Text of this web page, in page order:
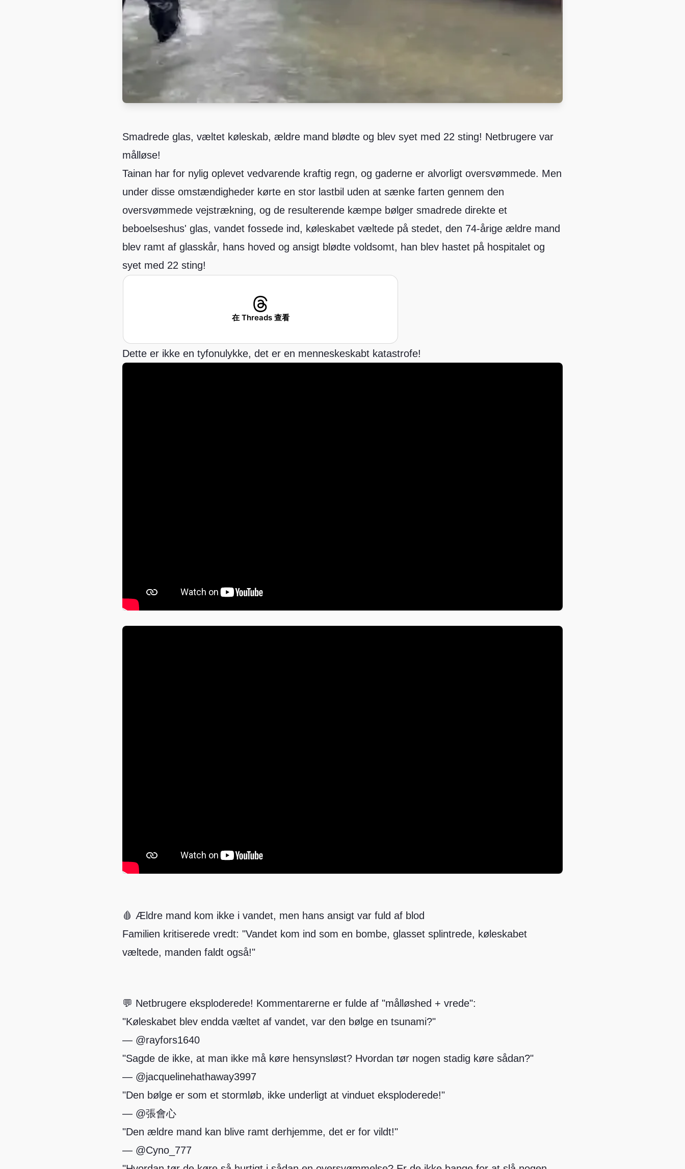
Smadrede glas, væltet køleskab, ældre mand blødte og blev syet med 22 sting! Netbrugere var
målløse!
Tainan har for nylig oplevet vedvarende kraftig regn, og gaderne er alvorligt oversvømmede. Men
under disse omstændigheder kørte en stor lastbil uden at sænke farten gennem den
oversvømmede vejstrækning, og de resulterende kæmpe bølger smadrede direkte et
beboelseshus' glas, vandet fossede ind, køleskabet væltede på stedet, den 74-årige ældre mand
blev ramt af glasskår, hans hoved og ansigt blødte voldsomt, han blev hastet på hospitalet og
syet med 22 sting!
在 Threads 查看
Dette er ikke en tyfonulykke, det er en menneskeskabt katastrofe!
🩸 Ældre mand kom ikke i vandet, men hans ansigt var fuld af blod
Familien kritiserede vredt: "Vandet kom ind som en bombe, glasset splintrede, køleskabet
væltede, manden faldt også!"
💬 Netbrugere eksploderede! Kommentarerne er fulde af "målløshed + vrede":
"Køleskabet blev endda væltet af vandet, var den bølge en tsunami?"
— @rayfors1640
"Sagde de ikke, at man ikke må køre hensynsløst? Hvordan tør nogen stadig køre sådan?"
— @jacquelinehathaway3997
"Den bølge er som et stormløb, ikke underligt at vinduet eksploderede!"
— @張會心
"Den ældre mand kan blive ramt derhjemme, det er for vildt!"
— @Cyno_777